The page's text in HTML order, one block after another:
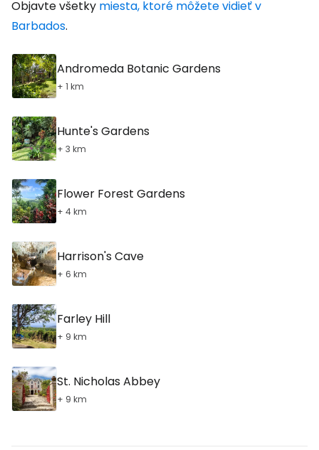
Objavte všetky miesta, ktoré môžete vidieť v
Barbados.
Andromeda Botanic Gardens
+ 1 km
Hunte's Gardens
+ 3 km
Flower Forest Gardens
+ 4 km
Harrison's Cave
+ 6 km
Farley Hill
+ 9 km
St. Nicholas Abbey
+ 9 km